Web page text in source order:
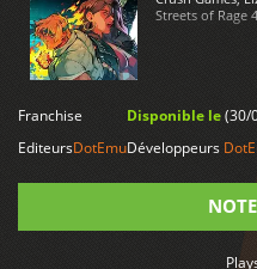
Streets of Rage
Franchise
EditeursDotEmu
Disponible le(30/
Développeurs